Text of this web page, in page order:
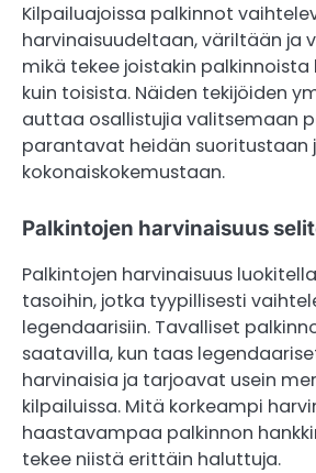
Kilpailuajoissa palkinnot
harvinaisuudeltaan, väriltään ja
mikä tekee joistakin
kuin toisista. Näiden tekijöiden
auttaa osallistujia valitsemaan
parantavat heidän suoritustaan
kokonaiskokemustaan.
Palkintojen harvinaisuus
Palkintojen harvinaisuus
tasoihin, jotka tyypillisesti
legendaarisiin. Tavalliset
saatavilla, kun taas
harvinaisia ja tarjoavat usein
kilpailuissa. Mitä korkeampi
haastavampaa palkinnon
tekee niistä erittäin haluttuja.